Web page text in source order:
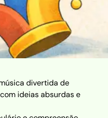
divertida de
ideias absurdas e